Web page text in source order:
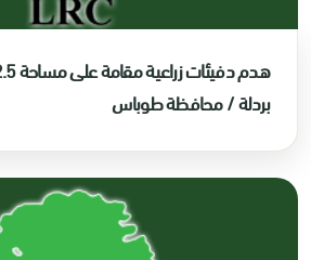
بردلة / محافظة طوباس